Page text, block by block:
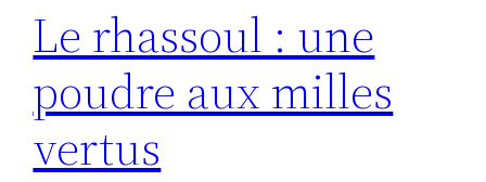
Le rhassoul : une
poudre aux milles
vertus